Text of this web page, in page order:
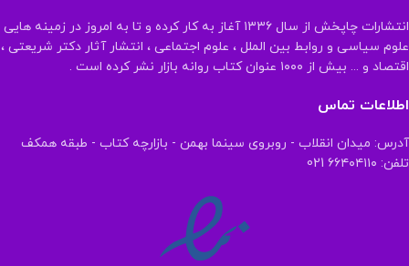
انتشارات چاپخش از سال ۱۳۳۶ آغاز به کار کرده و تا به امروز در زمینه هایی
علوم سیاسی و روابط بین الملل ، علوم اجتماعی ، انتشار آثار دکتر شریعتی ،
اقتصاد و ... بیش از ۱۰۰۰ عنوان کتاب روانه بازار نشر کرده است .
اطلاعات تماس
آدرس: میدان انقلاب - روبروی سینما بهمن - بازارچه کتاب - طبقه همکف
تلفن: ۶۶۴۰۴۱۱۰ 021